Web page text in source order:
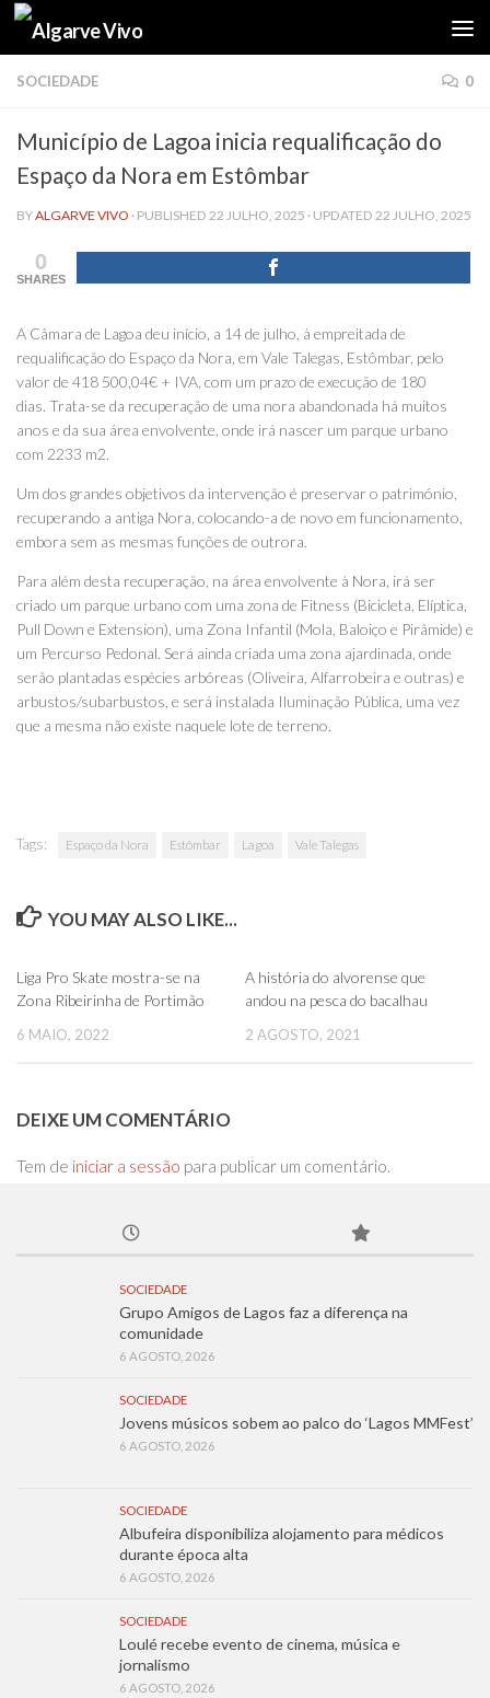
Skip to content
SOCIEDADE 0
Município de Lagoa inicia requalificação do
Espaço da Nora em Estômbar
BYALGARVE VIVO · PUBLISHED 22 JULHO, 2025 · UPDATED 22 JULHO, 2025
0
SHARES
A Câmara de Lagoa deu início, a 14 de julho, à empreitada de
requalificação do Espaço da Nora, em Vale Talegas, Estômbar, pelo
valor de 418 500,04€ + IVA, com um prazo de execução de 180
dias. Trata-se da recuperação de uma nora abandonada há muitos
anos e da sua área envolvente, onde irá nascer um parque urbano
com 2233 m2.
Um dos grandes objetivos da intervenção é preservar o património,
recuperando a antiga Nora, colocando-a de novo em funcionamento,
embora sem as mesmas funções de outrora.
Para além desta recuperação, na área envolvente à Nora, irá ser
criado um parque urbano com uma zona de Fitness (Bicicleta, Elíptica,
Pull Down e Extension), uma Zona Infantil (Mola, Baloiço e Pirâmide) e
um Percurso Pedonal. Será ainda criada uma zona ajardinada, onde
serão plantadas espécies arbóreas (Oliveira, Alfarrobeira e outras) e
arbustos/subarbustos, e será instalada Iluminação Pública, uma vez
que a mesma não existe naquele lote de terreno.
Tags: Espaço da Nora Estômbar Lagoa Vale Talegas
YOU MAY ALSO LIKE...
Liga Pro Skate mostra-se na
Zona Ribeirinha de Portimão
6 MAIO, 2022
A história do alvorense que
andou na pesca do bacalhau
2 AGOSTO, 2021
DEIXE UM COMENTÁRIO
Tem de iniciar a sessão para publicar um comentário.
SOCIEDADE
Grupo Amigos de Lagos faz a diferença na
comunidade
6 AGOSTO, 2026
SOCIEDADE
Jovens músicos sobem ao palco do ‘Lagos MMFest’
6 AGOSTO, 2026
SOCIEDADE
Albufeira disponibiliza alojamento para médicos
durante época alta
6 AGOSTO, 2026
SOCIEDADE
Loulé recebe evento de cinema, música e
jornalismo
6 AGOSTO, 2026